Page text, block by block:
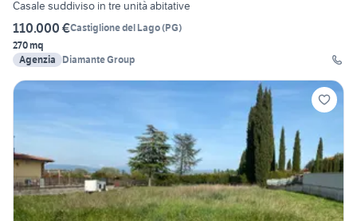
Casale suddiviso in tre unità abitative
110.000 €Castiglione del Lago(PG)
270 mq
Agenzia
Diamante Group